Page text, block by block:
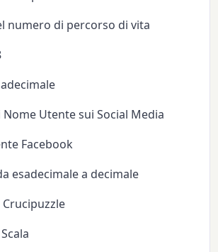
numero di percorso di vita
Utente sui Social Media
Facebook
esadecimale a decimale